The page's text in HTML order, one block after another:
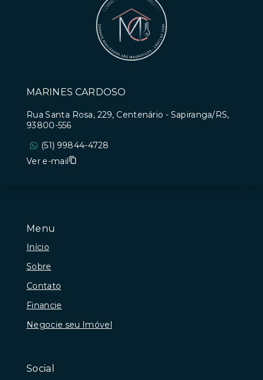
Menu
Início
Sobre
Contato
Financie
Negocie seu Imóvel
Social
MARINES CARDOSO
Rua Santa Rosa, 229, Centenário - Sapiranga/RS,
93800-556
(51) 99844-4728
Ver e-mail